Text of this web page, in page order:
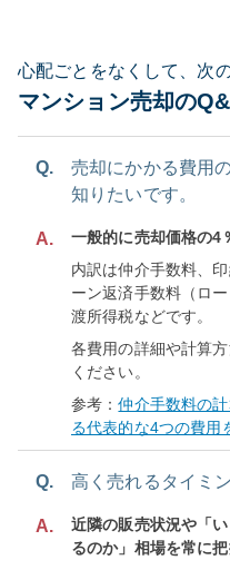
心配ごとをなくして、次
マンション売却の
Q.
売却にかかる費用
知りたいです。
A.
一般的に売却価格の4
内訳は仲介手数料、
ーン返済手数料（ロ
渡所得税などです。
各費用の詳細や計算
ください。
参考：仲介手数料の
る代表的な4つの費用
Q. 高く売れるタイミ
A.
近隣の販売状況や「
るのか」相場を常に